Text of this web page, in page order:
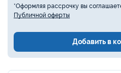
*Оформляя рассрочку вы
Публичной оферты
Добавить в